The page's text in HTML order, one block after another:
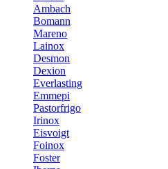
Ambach
Bomann
Mareno
Lainox
Desmon
Dexion
Everlasting
Emmepi
Pastorfrigo
Irinox
Eisvoigt
Foinox
Foster